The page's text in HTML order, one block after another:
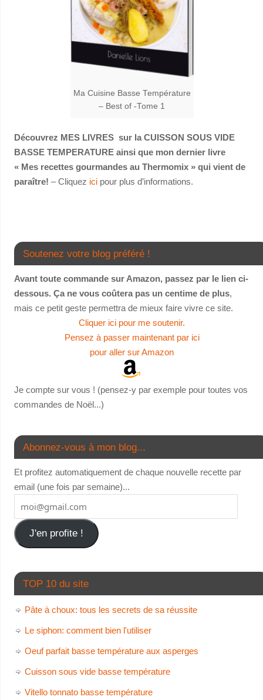
Ma Cuisine Basse Température
– Best of -Tome 1
Découvrez MES LIVRES sur la CUISSON SOUS VIDE
BASSE TEMPERATURE ainsi que mon dernier livre
« Mes recettes gourmandes au Thermomix » qui vient de
paraître! – Cliquez icipour plus d’informations.
Soutenez votre blog préféré !
Avant toute commande sur Amazon, passez par le lien ci-
dessous. Ça ne vous coûtera pas un centime de plus,
mais ce petit geste permettra de mieux faire vivre ce site.
Cliquer ici pour me soutenir.
Pensez à passer maintenant par ici
pour aller sur Amazon
Je compte sur vous ! (pensez-y par exemple pour toutes vos
commandes de Noël...)
Abonnez-vous à mon blog...
Et profitez automatiquement de chaque nouvelle recette par
email (une fois par semaine)...
J'en profite !
TOP 10 du site
Pâte à choux: tous les secrets de sa réussite
Le siphon: comment bien l'utiliser
Oeuf parfait basse température aux asperges
Cuisson sous vide basse température
Vitello tonnato basse température